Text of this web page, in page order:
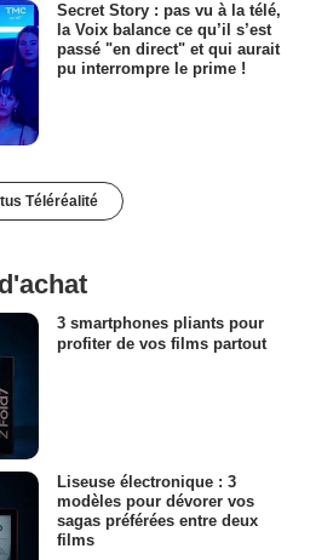
Secret Story : pas vu à la télé,
la Voix balance ce qu’il s’est
passé "en direct" et qui aurait
pu interrompre le prime !
Téléréalité
3 smartphones pliants pour
profiter de vos films partout
Liseuse électronique : 3
modèles pour dévorer vos
sagas préférées entre deux
films